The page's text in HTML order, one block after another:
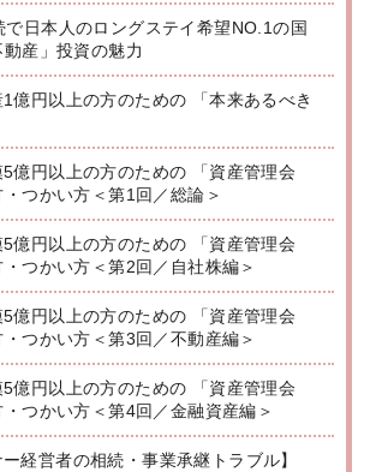
日本人のロングステイ希望NO.1の国
動産」投資の魅力
億円以上の方のための 「本来あるべき
億円以上の方のための 「資産管理会
つかい方＜第1回／総論＞
億円以上の方のための 「資産管理会
つかい方＜第2回／自社株編＞
億円以上の方のための 「資産管理会
つかい方＜第3回／不動産編＞
億円以上の方のための 「資産管理会
つかい方＜第4回／金融資産編＞
経営者の相続・事業承継トラブル】